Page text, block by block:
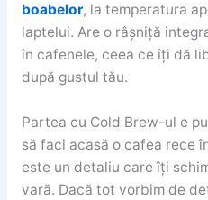
boabelor, la temperatura
laptelui. Are o râșniță
în cafenele, ceea ce îți dă
după gustul tău.
Partea cu Cold Brew-ul e
să faci acasă o cafea rece
este un detaliu care îți
vară. Dacă tot vorbim de